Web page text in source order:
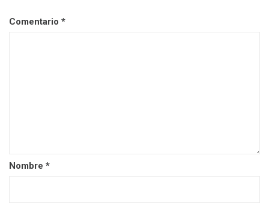
Comentario *
Nombre *